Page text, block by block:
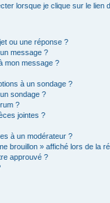
lorsque je clique sur le lien
ou une réponse ?
message ?
mon message ?
à un sondage ?
sondage ?
?
jointes ?
à un modérateur ?
brouillon » affiché lors de la
approuvé ?